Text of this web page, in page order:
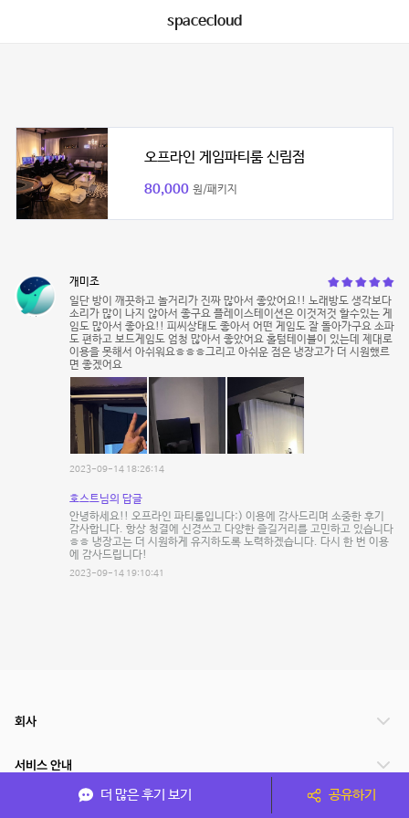
spacecloud
오프라인 게임파티룸 신림점
80,000 원/패키지
개미조
일단 방이 깨끗하고 놀거리가 진짜 많아서 좋았어요!! 노래방도 생각보다
소리가 많이 나지 않아서 좋구요 플레이스테이션은 이것저것 할수있는 게
임도 많아서 좋아요!! 피씨상태도 좋아서 어떤 게임도 잘 돌아가구요 소파
도 편하고 보드게임도 엄청 많아서 좋았어요 홀텀테이블이 있는데 제대로
이용을 못해서 아쉬워요ㅎㅎㅎ그리고 아쉬운 점은 냉장고가 더 시원했르
면 좋겠어요
2023-09-14 18:26:14
호스트님의 답글
안녕하세요!! 오프라인 파티룸입니다:) 이용에 감사드리며 소중한 후기
감사합니다. 항상 청결에 신경쓰고 다양한 즐길거리를 고민하고 있습니다
ㅎㅎ 냉장고는 더 시원하게 유지하도록 노력하겠습니다. 다시 한 번 이용
에 감사드립니다!
2023-09-14 19:10:41
더 많은 후기 보기 공유하기
회사
서비스 안내